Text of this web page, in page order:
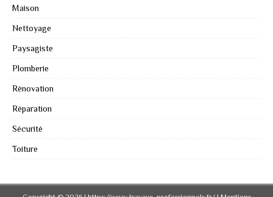
Maison
Nettoyage
Paysagiste
Plomberie
Rénovation
Réparation
Sécurité
Toiture